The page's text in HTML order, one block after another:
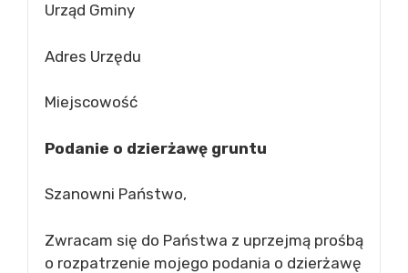
Urząd Gminy
Adres Urzędu
Miejscowość
Podanie o dzierżawę gruntu
Szanowni Państwo,
Zwracam się do Państwa z uprzejmą prośbą
o rozpatrzenie mojego podania o dzierżawę